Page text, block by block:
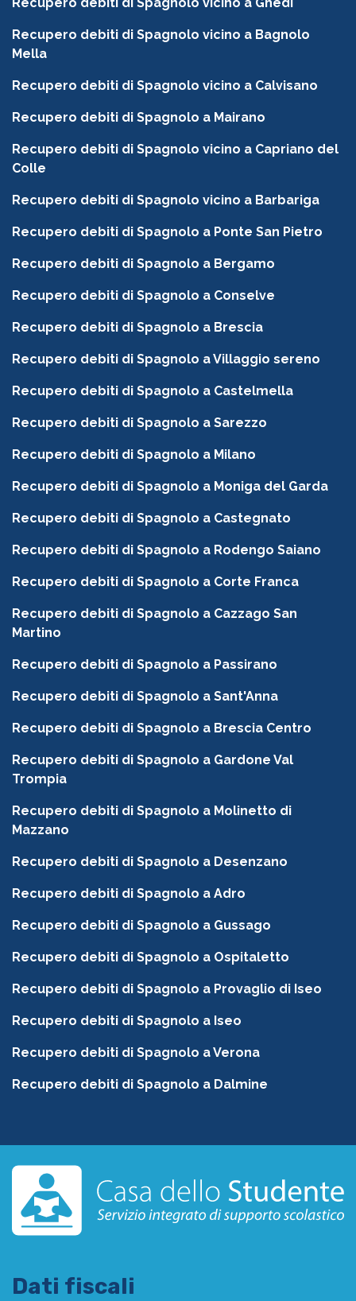
Recupero debiti di Spagnolo vicino a Bagnolo
Mella
Recupero debiti di Spagnolo vicino a Calvisano
Recupero debiti di Spagnolo a Mairano
Recupero debiti di Spagnolo vicino a Capriano del
Colle
Recupero debiti di Spagnolo vicino a Barbariga
Recupero debiti di Spagnolo a Ponte San Pietro
Recupero debiti di Spagnolo a Bergamo
Recupero debiti di Spagnolo a Conselve
Recupero debiti di Spagnolo a Brescia
Recupero debiti di Spagnolo a Villaggio sereno
Recupero debiti di Spagnolo a Castelmella
Recupero debiti di Spagnolo a Sarezzo
Recupero debiti di Spagnolo a Milano
Recupero debiti di Spagnolo a Moniga del Garda
Recupero debiti di Spagnolo a Castegnato
Recupero debiti di Spagnolo a Rodengo Saiano
Recupero debiti di Spagnolo a Corte Franca
Recupero debiti di Spagnolo a Cazzago San
Martino
Recupero debiti di Spagnolo a Passirano
Recupero debiti di Spagnolo a Sant'Anna
Recupero debiti di Spagnolo a Brescia Centro
Recupero debiti di Spagnolo a Gardone Val
Trompia
Recupero debiti di Spagnolo a Molinetto di
Mazzano
Recupero debiti di Spagnolo a Desenzano
Recupero debiti di Spagnolo a Adro
Recupero debiti di Spagnolo a Gussago
Recupero debiti di Spagnolo a Ospitaletto
Recupero debiti di Spagnolo a Provaglio di Iseo
Recupero debiti di Spagnolo a Iseo
Recupero debiti di Spagnolo a Verona
Recupero debiti di Spagnolo a Dalmine
Dati fiscali